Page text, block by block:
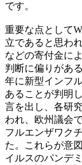
です。
重要な点として
立であると思わ
などの寄付金に
判断に偏りがあ
年に新型インフ
あることが判明
言を出し、各研
われ、欧州議会
フルエンザワク
た。これらが意
イルスのパンデ